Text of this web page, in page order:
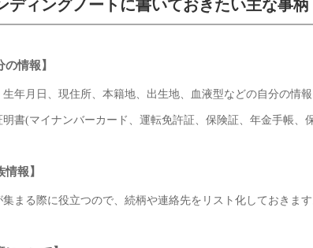
ディングノートに書いておきたい主な事柄
の情報】
生年月日、現住所、本籍地、出生地、血液型などの自分の情報
明書(マイナンバーカード、運転免許証、保険証、年金手帳、
情報】
集まる際に役立つので、続柄や連絡先をリスト化しておきます